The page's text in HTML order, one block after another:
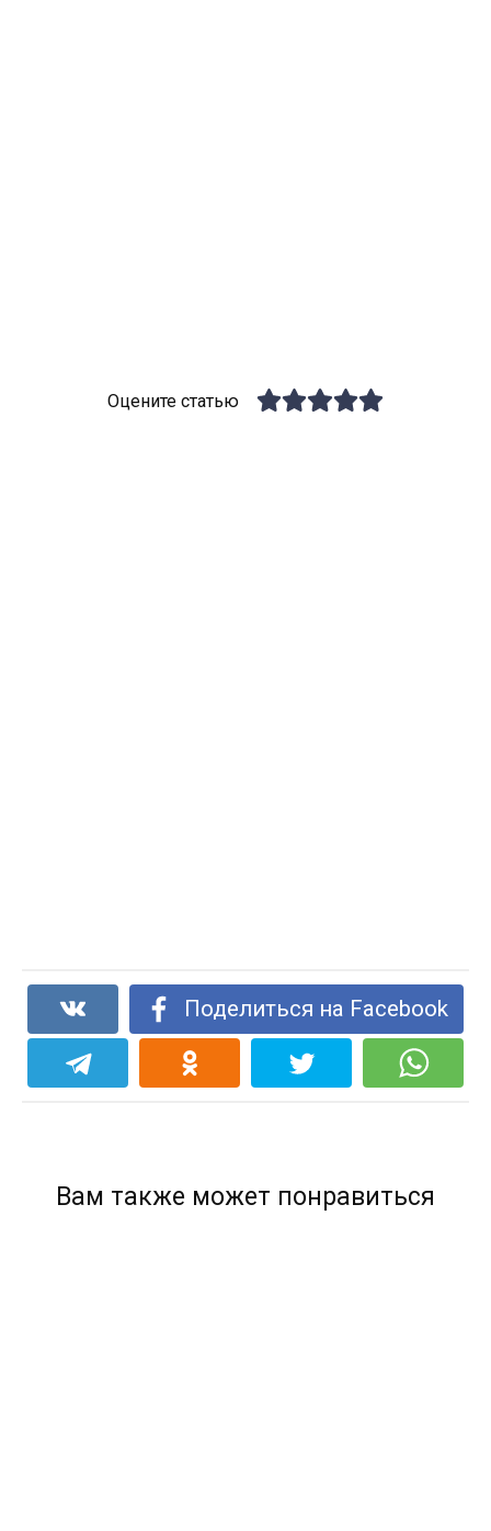
Оцените статью
Поделиться на Facebook
Вам также может понравиться